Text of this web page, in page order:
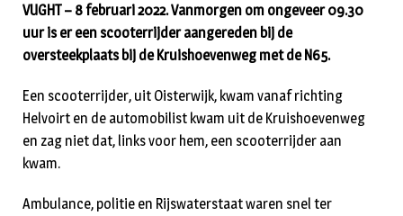
VUGHT – 8 februari 2022. Vanmorgen om ongeveer 09.30
uur is er een scooterrijder aangereden bij de
oversteekplaats bij de Kruishoevenweg met de N65.
Een scooterrijder, uit Oisterwijk, kwam vanaf richting
Helvoirt en de automobilist kwam uit de Kruishoevenweg
en zag niet dat, links voor hem, een scooterrijder aan
kwam.
Ambulance, politie en Rijswaterstaat waren snel ter